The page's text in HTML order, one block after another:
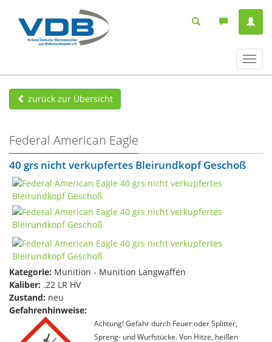
ein-/
zurück zur Übersicht
Federal American Eagle
40 grs nicht verkupfertes Bleirundkopf Geschoß
Kategorie: Munition - Munition Langwaffen
Kaliber: .22 LR HV
Zustand: neu
Gefahrenhinweise:
Achtung! Gefahr durch Feuer oder Splitter,
Spreng- und Wurfstücke. Von Hitze, heißen